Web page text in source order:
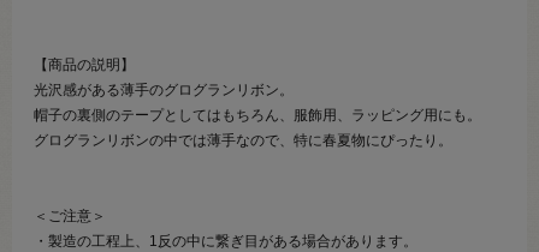
【商品の説明】
光沢感がある薄手のグログランリボン。
帽子の裏側のテープとしてはもちろん、服飾用、ラッピング用にも。
グログランリボンの中では薄手なので、特に春夏物にぴったり。
＜ご注意＞
・製造の工程上、1反の中に繋ぎ目がある場合があります。